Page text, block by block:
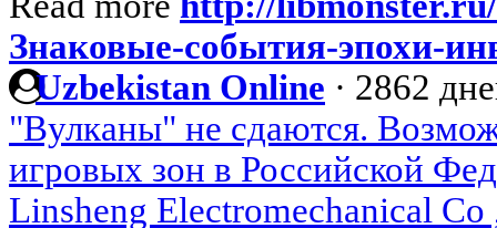
Знаковые-события-эпохи-
Uzbekistan Online · 2862
"Вулканы" не сдаются.
игровых зон в Российской
Linsheng Electromechanical